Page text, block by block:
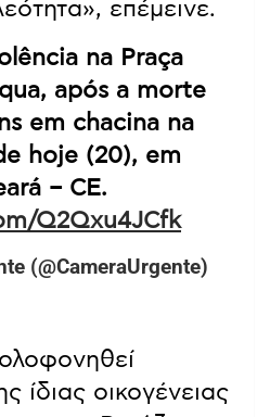
επέμεινε.
na Praça
após a morte
em chacina na
hoje (20), em
– CE.
Q2Qxu4JCfk
(@CameraUrgente)
ίδιας οικογένειας